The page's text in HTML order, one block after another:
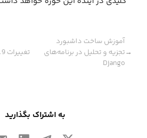
→
آموزش ساخت داشبورد
تجزیه و تحلیل در برنامه‌های
Django
تغییرات Python 3.9
به اشتراک بگذارید